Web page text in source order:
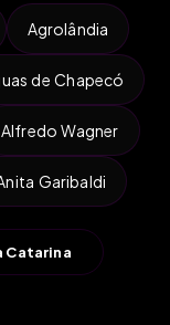
Agrolândia
de Chapecó
Alfredo Wagner
Garibaldi
Catarina